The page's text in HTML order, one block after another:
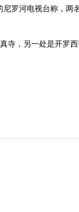
罗河电视台称，两
寺，另一处是开罗西